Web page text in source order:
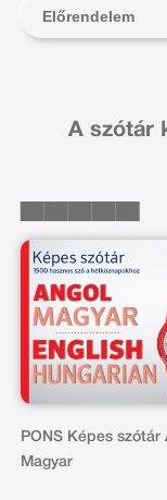
Előrendelem
A szótár
PONS Képes szótár
Magyar